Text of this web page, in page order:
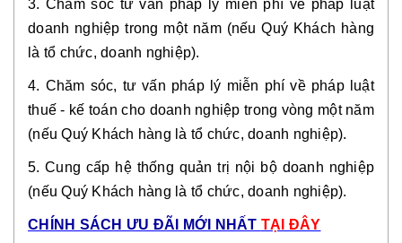
3. Chăm sóc tư vấn pháp lý miễn phí về pháp luật
doanh nghiệp trong một năm (nếu Quý Khách hàng
là tổ chức, doanh nghiệp).
4. Chăm sóc, tư vấn pháp lý miễn phí về pháp luật
thuế - kế toán cho doanh nghiệp trong vòng một năm
(nếu Quý Khách hàng là tổ chức, doanh nghiệp).
5. Cung cấp hệ thống quản trị nội bộ doanh nghiệp
(nếu Quý Khách hàng là tổ chức, doanh nghiệp).
CHÍNH SÁCH ƯU ĐÃI MỚI NHẤT TẠI ĐÂY